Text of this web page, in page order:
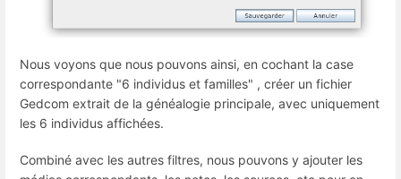
Nous voyons que nous pouvons ainsi, en cochant la case
correspondante "6 individus et familles" , créer un fichier
Gedcom extrait de la généalogie principale, avec uniquement
les 6 individus affichées.
Combiné avec les autres filtres, nous pouvons y ajouter les